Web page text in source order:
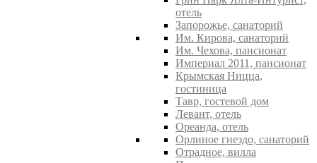
отель
Запорожье, санаторий
Им. Кирова, санаторий
Им. Чехова, пансионат
Империал 2011, пансионат
Крымская Ницца,
гостиница
Тавр, гостевой дом
Левант, отель
Ореанда, отель
Орлиное гнездо, санаторий
Отрадное, вилла